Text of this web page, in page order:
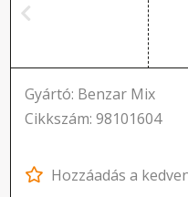
Gyártó: Benzar Mix
Cikkszám: 98101604
Hozzáadás a